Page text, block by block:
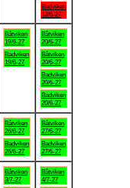
Badviken
13/6-27
Båtviken
19/6-27
Badviken
19/6-27
Båtviken
20/6-27
Båtviken
20/6-27
Badviken
20/6-27
Badviken
20/6-27
Båtviken
26/6-27
Badviken
26/6-27
Båtviken
27/6-27
Badviken
27/6-27
Båtviken
3/7-27
Båtviken
4/7-27